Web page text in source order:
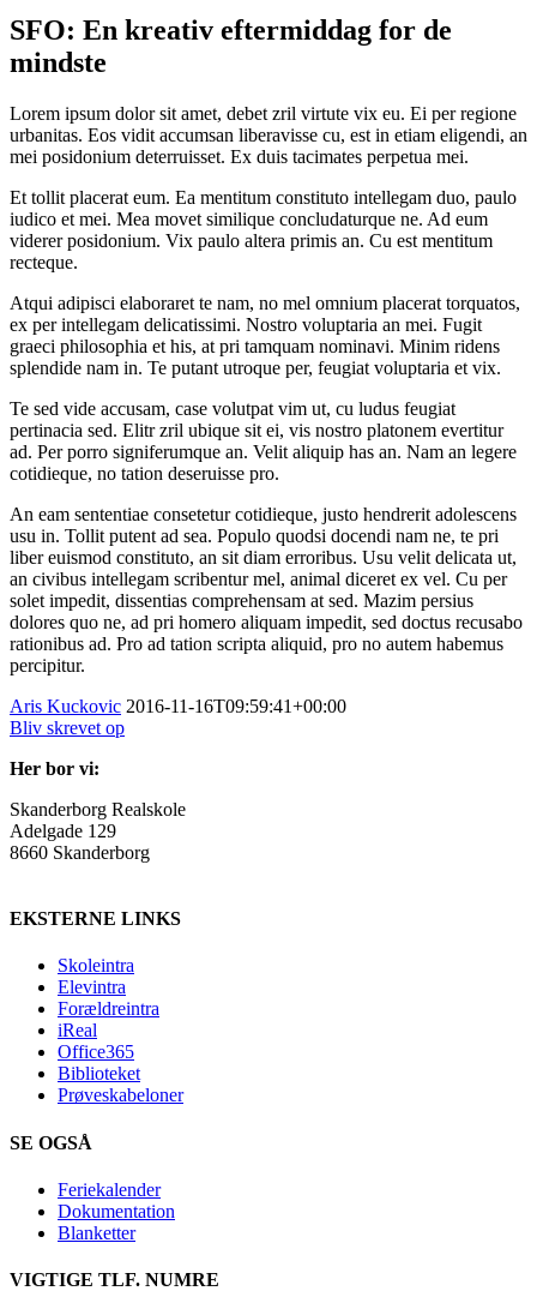
SFO: En kreativ eftermiddag for de
mindste
Lorem ipsum dolor sit amet, debet zril virtute vix eu. Ei per regione
urbanitas. Eos vidit accumsan liberavisse cu, est in etiam eligendi, an
mei posidonium deterruisset. Ex duis tacimates perpetua mei.
Et tollit placerat eum. Ea mentitum constituto intellegam duo, paulo
iudico et mei. Mea movet similique concludaturque ne. Ad eum
viderer posidonium. Vix paulo altera primis an. Cu est mentitum
recteque.
Atqui adipisci elaboraret te nam, no mel omnium placerat torquatos,
ex per intellegam delicatissimi. Nostro voluptaria an mei. Fugit
graeci philosophia et his, at pri tamquam nominavi. Minim ridens
splendide nam in. Te putant utroque per, feugiat voluptaria et vix.
Te sed vide accusam, case volutpat vim ut, cu ludus feugiat
pertinacia sed. Elitr zril ubique sit ei, vis nostro platonem evertitur
ad. Per porro signiferumque an. Velit aliquip has an. Nam an legere
cotidieque, no tation deseruisse pro.
An eam sententiae consetetur cotidieque, justo hendrerit adolescens
usu in. Tollit putent ad sea. Populo quodsi docendi nam ne, te pri
liber euismod constituto, an sit diam erroribus. Usu velit delicata ut,
an civibus intellegam scribentur mel, animal diceret ex vel. Cu per
solet impedit, dissentias comprehensam at sed. Mazim persius
dolores quo ne, ad pri homero aliquam impedit, sed doctus recusabo
rationibus ad. Pro ad tation scripta aliquid, pro no autem habemus
percipitur.
Aris Kuckovic 2016-11-16T09:59:41+00:00
Bliv skrevet op
Her bor vi:
Skanderborg Realskole
Adelgade 129
8660 Skanderborg
EKSTERNE LINKS
Skoleintra
Elevintra
Forældreintra
iReal
Office365
Biblioteket
Prøveskabeloner
SE OGSÅ
Feriekalender
Dokumentation
Blanketter
VIGTIGE TLF. NUMRE